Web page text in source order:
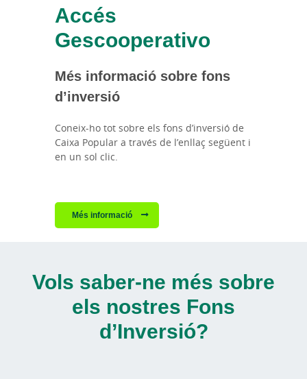
Accés
Gescooperativo
Més informació sobre fons
d’inversió
Coneix-ho tot sobre els fons d’inversió de
Caixa Popular a través de l’enllaç següent i
en un sol clic.
Més informació
Vols saber-ne més sobre
els nostres Fons
d’Inversió?